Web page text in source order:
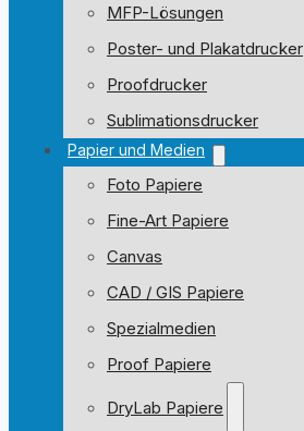
MFP-Lösungen
Poster- und Plakatdrucker
Proofdrucker
Sublimationsdrucker
Papier und Medien
Foto Papiere
Fine-Art Papiere
Canvas
CAD / GIS Papiere
Spezialmedien
Proof Papiere
DryLab Papiere